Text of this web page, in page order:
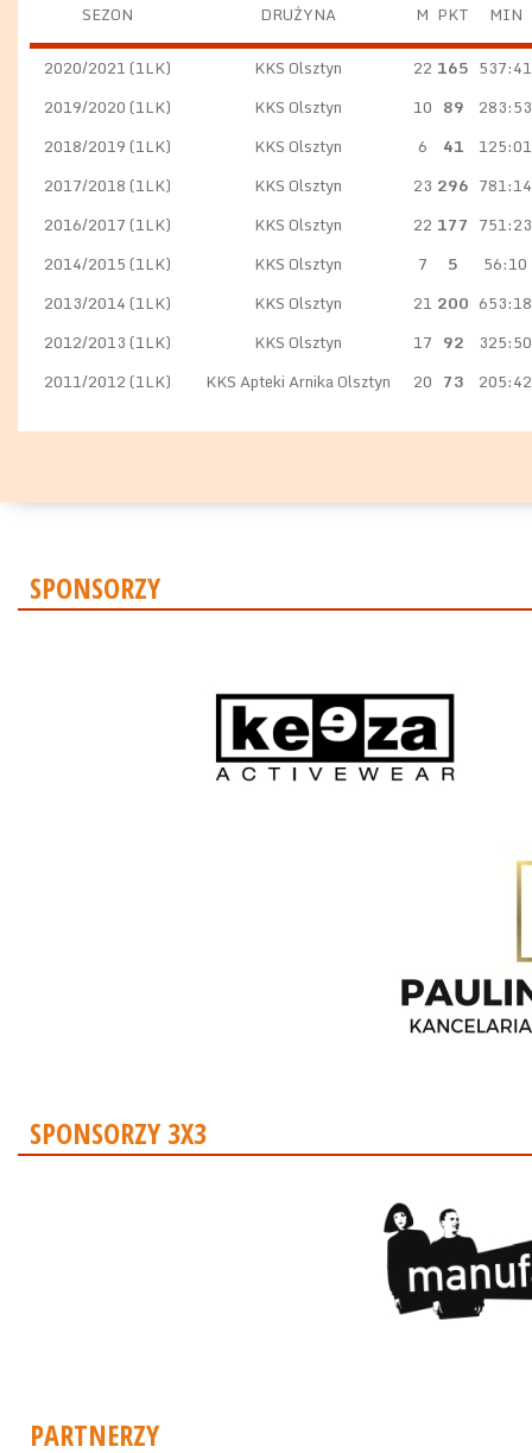
SEZON DRUŻYNA M PKT MIN
2020/2021 (1LK) KKS Olsztyn 22 165 537:41
2019/2020 (1LK)
KKS Olsztyn 10 89
283:53
2018/2019 (1LK)
KKS Olsztyn 6 41
125:01
2017/2018 (1LK)
KKS Olsztyn 23 296 781:14
2016/2017 (1LK)
KKS Olsztyn 22 177 751:23
2014/2015 (1LK)
KKS Olsztyn 7 5
56:10
2013/2014 (1LK)
KKS Olsztyn 21 200 653:18
2012/2013 (1LK)
KKS Olsztyn 17 92
325:50
2011/2012 (1LK)
KKS Apteki Arnika Olsztyn 20 73 205:42
SPONSORZY
SPONSORZY 3X3
PARTNERZY